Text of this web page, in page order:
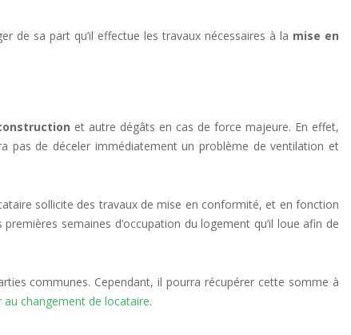
de sa part qu’il effectue les travaux nécessaires à la mise en
et autre dégâts en cas de force majeure. En effet,
pas de déceler immédiatement un problème de ventilation et
sollicite des travaux de mise en conformité, et en fonction
semaines d’occupation du logement qu’il loue afin de
communes. Cependant, il pourra récupérer cette somme à
changement de locataire.